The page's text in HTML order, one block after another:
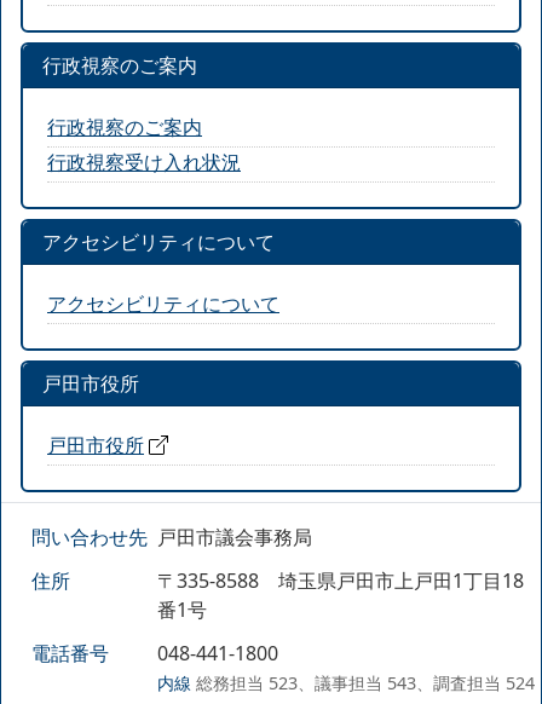
行政視察のご案内
行政視察のご案内
行政視察受け入れ状況
アクセシビリティについて
アクセシビリティについて
戸田市役所
戸田市役所
問い合わせ先 戸田市議会事務局
住所
〒335-8588 埼玉県戸田市上戸田1丁目18
番1号
電話番号
048-441-1800
内線 総務担当 523、議事担当 543、調査担当 524